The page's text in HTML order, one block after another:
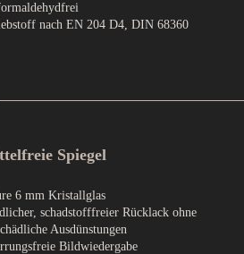
nach EN 204 D4, DIN 68360
Spiegel
6 mm Kristallglas
schadstofffreier Rücklack ohne
Ausdünstungen
Bildwiedergabe